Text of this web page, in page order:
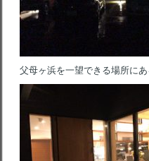
父母ヶ浜を一望できる場所にあ